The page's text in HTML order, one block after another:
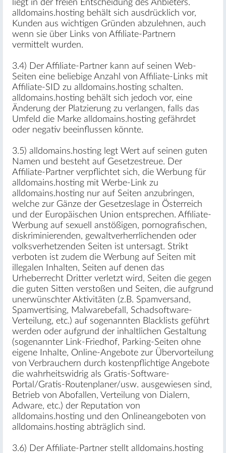
liegt in der freien Entscheidung des Anbieters.
alldomains.hosting behält sich ausdrücklich vor,
Kunden aus wichtigen Gründen abzulehnen, auch
wenn sie über Links von Affiliate-Partnern
vermittelt wurden.
3.4) Der Affiliate-Partner kann auf seinen Web-
Seiten eine beliebige Anzahl von Affiliate-Links mit
Affiliate-SID zu alldomains.hosting schalten.
alldomains.hosting behält sich jedoch vor, eine
Änderung der Platzierung zu verlangen, falls das
Umfeld die Marke alldomains.hosting gefährdet
oder negativ beeinflussen könnte.
3.5) alldomains.hosting legt Wert auf seinen guten
Namen und besteht auf Gesetzestreue. Der
Affiliate-Partner verpflichtet sich, die Werbung für
alldomains.hosting mit Werbe-Link zu
alldomains.hosting nur auf Seiten anzubringen,
welche zur Gänze der Gesetzeslage in Österreich
und der Europäischen Union entsprechen. Affiliate-
Werbung auf sexuell anstößigen, pornografischen,
diskriminierenden, gewaltverherrlichenden oder
volksverhetzenden Seiten ist untersagt. Strikt
verboten ist zudem die Werbung auf Seiten mit
illegalen Inhalten, Seiten auf denen das
Urheberrecht Dritter verletzt wird, Seiten die gegen
die guten Sitten verstoßen und Seiten, die aufgrund
unerwünschter Aktivitäten (z.B. Spamversand,
Spamvertising, Malwarebefall, Schadsoftware-
Verteilung, etc.) auf sogenannten Blacklists geführt
werden oder aufgrund der inhaltlichen Gestaltung
(sogenannter Link-Friedhof, Parking-Seiten ohne
eigene Inhalte, Online-Angebote zur Übervorteilung
von Verbrauchern durch kostenpflichtige Angebote
die wahrheitswidrig als Gratis-Software-
Portal/Gratis-Routenplaner/usw. ausgewiesen sind,
Betrieb von Abofallen, Verteilung von Dialern,
Adware, etc.) der Reputation von
alldomains.hosting und den Onlineangeboten von
alldomains.hosting abträglich sind.
3.6) Der Affiliate-Partner stellt alldomains.hosting